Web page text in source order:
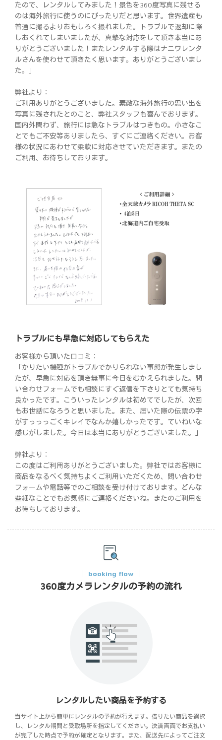
たので、レンタルしてみました！景色を360度写真に残せる
のは海外旅行に使うのにぴったりだと思います。世界遺産も
普通に撮るよりおもしろく撮れました。トラブルで返却に際
しおくれてしまいましたが、真摯な対応をして頂き本当にあ
りがとうございました！またレンタルする際はナニワレンタ
ルさんを使わせて頂きたく思います。ありがとうございまし
た。」
弊社より：
ご利用ありがとうございました。素敵な海外旅行の思い出を
写真に残されたとのこと、弊社スタッフも喜んでおります。
国内外問わず、旅行には急なトラブルはつきもの。小さなこ
とでもご不安等ありましたら、すぐにご連絡ください。お客
様の状況にあわせて柔軟に対応させていただきます。またの
ご利用、お待ちしております。
トラブルにも早急に対応してもらえた
お客様から頂いた口コミ：
「かりたい機種がトラブルでかりられない事態が発生しまし
たが、早急に対応を頂き無事に今日をむかえられました。問
い合わせフォームでも相談にすぐ返信を下さりとても気持ち
良かったです。こういったレンタルは初めてでしたが、次回
もお世話になろうと思いました。また、届いた際の伝票の字
がすっっっごくキレイでなんか嬉しかったです。ていねいな
感じがしました。今日は本当にありがとうございました。」
弊社より：
この度はご利用ありがとうございました。弊社ではお客様に
商品をなるべく気持ちよくご利用いただくため、問い合わせ
フォームや電話等でのご相談を受け付けております。どんな
些細なことでもお気軽にご連絡くださいね。またのご利用を
お待ちしております。
booking flow
360度カメラレンタルの予約の流れ
レンタルしたい商品を予約する
当サイト上から簡単にレンタルの予約が行えます。借りたい商品を選択
し、レンタル期間と受取場所を指定してください。決済画面でお支払い
が完了した時点で予約が確定となります。また、配送先によってご注文